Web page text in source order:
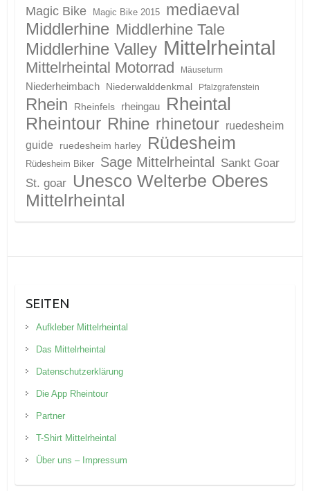
Magic Bike Magic Bike 2015 mediaeval
Middlerhine Middlerhine Tale
Middlerhine Valley Mittelrheintal
Mittelrheintal Motorrad Mäuseturm
Niederheimbach Niederwalddenkmal Pfalzgrafenstein
Rhein Rheinfels rheingau
Rheintal
Rheintour Rhine rhinetour ruedesheim
guide
ruedesheim harley Rüdesheim
Rüdesheim Biker Sage Mittelrheintal Sankt Goar
St. goar Unesco Welterbe Oberes
Mittelrheintal
SEITEN
Aufkleber Mittelrheintal
Das Mittelrheintal
Datenschutzerklärung
Die App Rheintour
Partner
T-Shirt Mittelrheintal
Über uns – Impressum